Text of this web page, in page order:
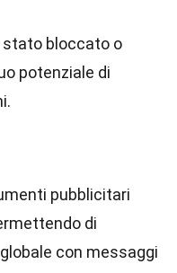
stato bloccato o
potenziale di
pubblicitari
di
con messaggi